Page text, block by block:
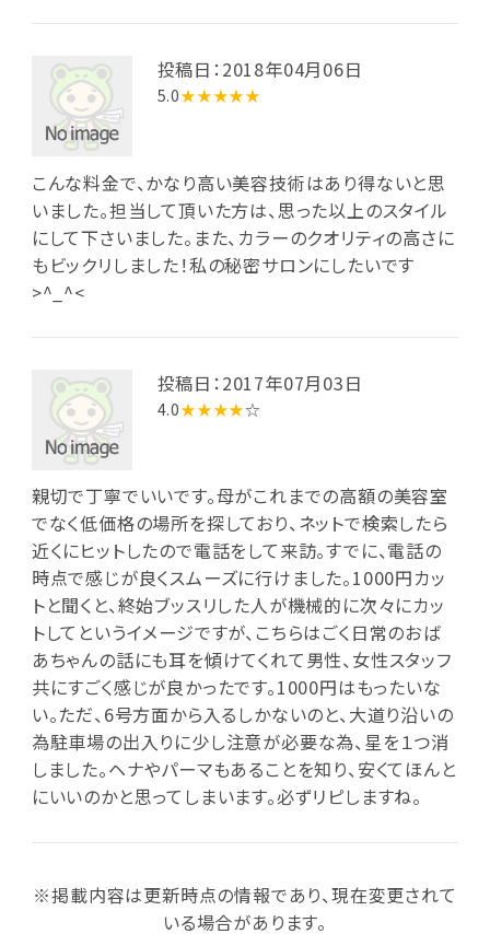
投稿日：2018年04月06日
5.0★★★★★
こんな料金で、かなり高い美容技術はあり得ないと思
いました。担当して頂いた方は、思った以上のスタイル
にして下さいました。また、カラーのクオリティの高さに
もビックリしました！私の秘密サロンにしたいです
>^_^<
投稿日：2017年07月03日
4.0★★★★☆
親切で丁寧でいいです。母がこれまでの高額の美容室
でなく低価格の場所を探しており、ネットで検索したら
近くにヒットしたので電話をして来訪。すでに、電話の
時点で感じが良くスムーズに行けました。1000円カッ
トと聞くと、終始ブッスリした人が機械的に次々にカッ
トしてというイメージですが、こちらはごく日常のおば
あちゃんの話にも耳を傾けてくれて男性、女性スタッフ
共にすごく感じが良かったです。1000円はもったいな
い。ただ、6号方面から入るしかないのと、大道り沿いの
為駐車場の出入りに少し注意が必要な為、星を１つ消
しました。ヘナやパーマもあることを知り、安くてほんと
にいいのかと思ってしまいます。必ずリピしますね。
※掲載内容は更新時点の情報であり、現在変更されて
いる場合があります。